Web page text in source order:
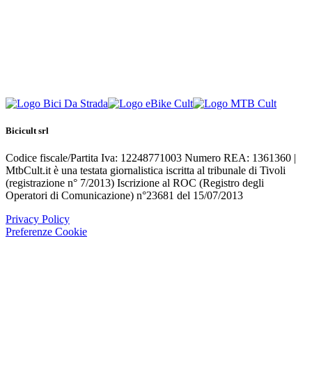
Bicicult srl
Codice fiscale/Partita Iva: 12248771003 Numero REA: 1361360 |
MtbCult.it è una testata giornalistica iscritta al tribunale di Tivoli
(registrazione n° 7/2013) Iscrizione al ROC (Registro degli
Operatori di Comunicazione) n°23681 del 15/07/2013
Privacy Policy
Preferenze Cookie